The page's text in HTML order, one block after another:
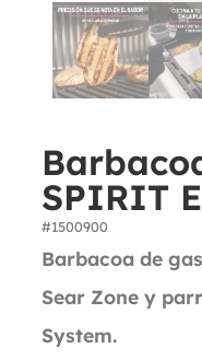
SPIRIT
#1500900
Barbacoa de
Sear Zone y
System.